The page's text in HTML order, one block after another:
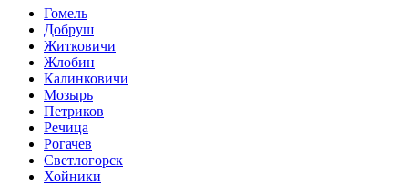
Гомель
Добруш
Житковичи
Жлобин
Калинковичи
Мозырь
Петриков
Речица
Рогачев
Светлогорск
Хойники